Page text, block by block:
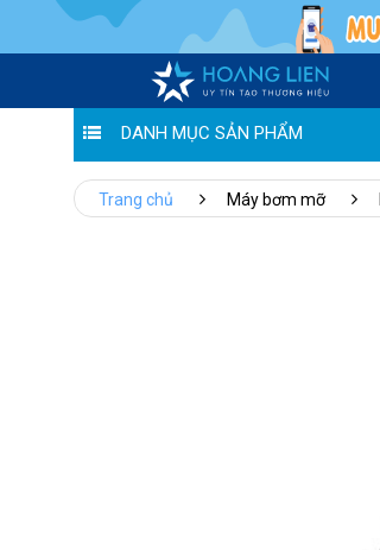
DANH MỤC SẢN PHẨM
Trang chủ Máy bơm mỡ